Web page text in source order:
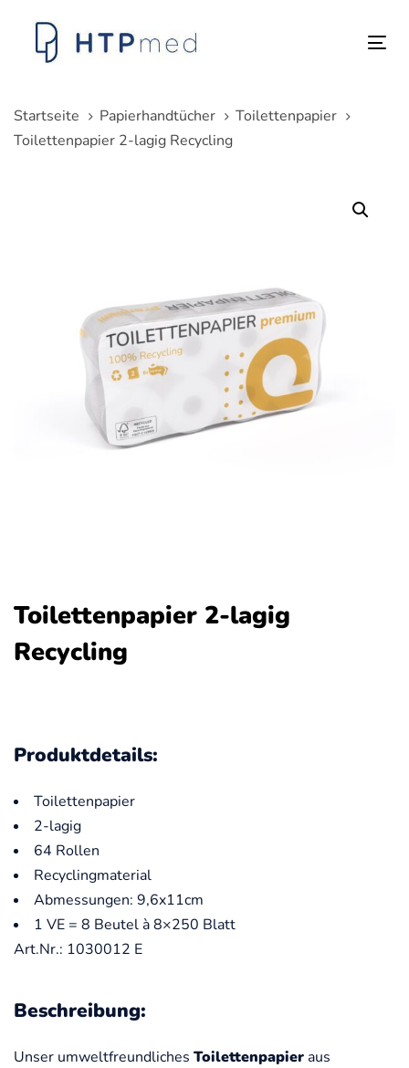
überspringen
springen
Startseite
Papierhandtücher
Toilettenpapier
Toilettenpapier 2-lagig Recycling
Toilettenpapier 2-lagig
Recycling
Produktdetails:
Toilettenpapier
2-lagig
64 Rollen
Recyclingmaterial
Abmessungen: 9,6x11cm
1 VE = 8 Beutel à 8×250 Blatt
Art.Nr.: 1030012 E
Beschreibung:
Unser umweltfreundliches Toilettenpapieraus